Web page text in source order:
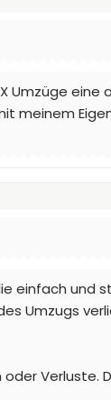
Umzüge eine
meinem
einfach und
Umzugs
Verluste.